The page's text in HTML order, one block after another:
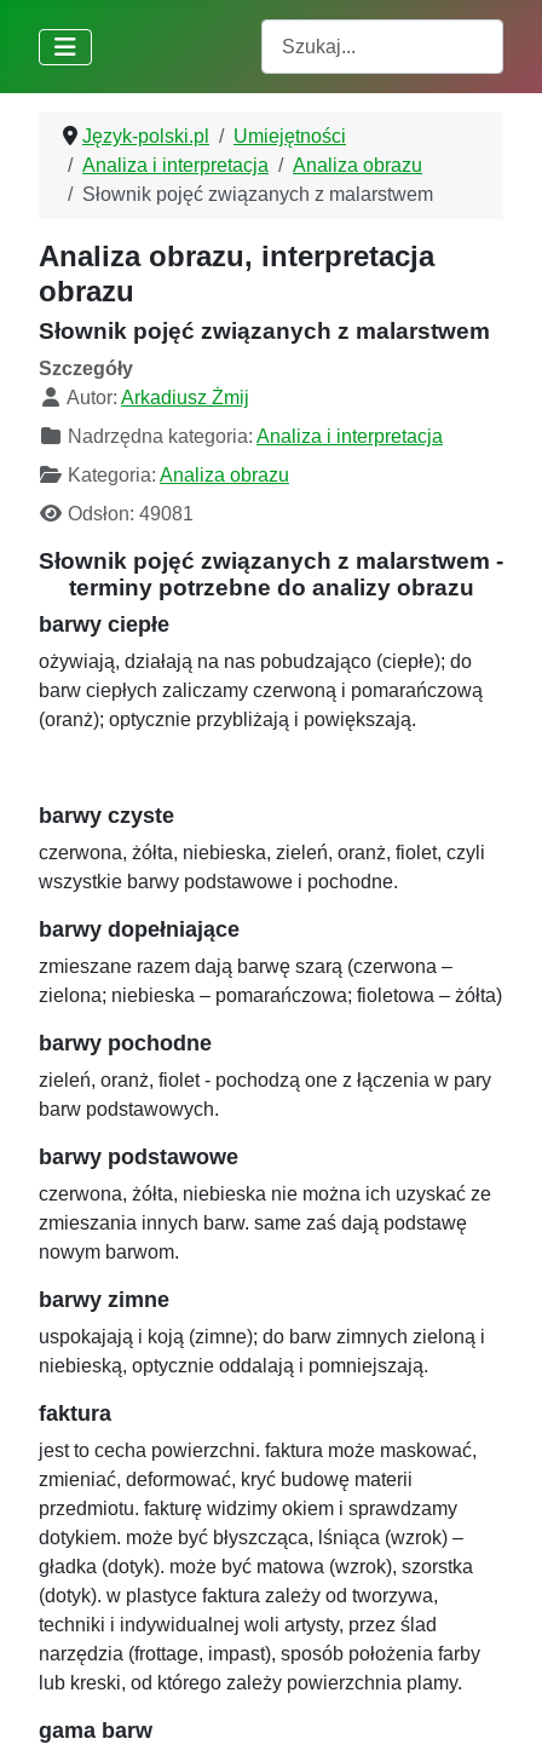
Język-polski.pl
Umiejętności
Analiza i interpretacja
Analiza obrazu
Słownik pojęć związanych z malarstwem
Analiza obrazu, interpretacja
obrazu
Słownik pojęć związanych z malarstwem
Szczegóły
Autor: Arkadiusz Żmij
Nadrzędna kategoria: Analiza i interpretacja
Kategoria: Analiza obrazu
Odsłon: 49081
Słownik pojęć związanych z malarstwem -
terminy potrzebne do analizy obrazu
barwy ciepłe
ożywiają, działają na nas pobudzająco (ciepłe); do
barw ciepłych zaliczamy czerwoną i pomarańczową
(oranż); optycznie przybliżają i powiększają.
barwy czyste
czerwona, żółta, niebieska, zieleń, oranż, fiolet, czyli
wszystkie barwy podstawowe i pochodne.
barwy dopełniające
zmieszane razem dają barwę szarą (czerwona –
zielona; niebieska – pomarańczowa; fioletowa – żółta)
barwy pochodne
zieleń, oranż, fiolet - pochodzą one z łączenia w pary
barw podstawowych.
barwy podstawowe
czerwona, żółta, niebieska nie można ich uzyskać ze
zmieszania innych barw. same zaś dają podstawę
nowym barwom.
barwy zimne
uspokajają i koją (zimne); do barw zimnych zieloną i
niebieską, optycznie oddalają i pomniejszają.
faktura
jest to cecha powierzchni. faktura może maskować,
zmieniać, deformować, kryć budowę materii
przedmiotu. fakturę widzimy okiem i sprawdzamy
dotykiem. może być błyszcząca, lśniąca (wzrok) –
gładka (dotyk). może być matowa (wzrok), szorstka
(dotyk). w plastyce faktura zależy od tworzywa,
techniki i indywidualnej woli artysty, przez ślad
narzędzia (frottage, impast), sposób położenia farby
lub kreski, od którego zależy powierzchnia plamy.
gama barw